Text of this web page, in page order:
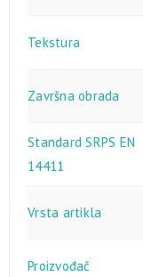
Tekstura
Završna obrada
Standard SRPS EN
14411
Vrsta artikla
Proizvođač